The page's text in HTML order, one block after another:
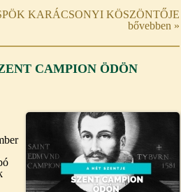
KARÁCSONYI KÖSZÖNTŐJE
bővebben »
CAMPION ÖDÖN